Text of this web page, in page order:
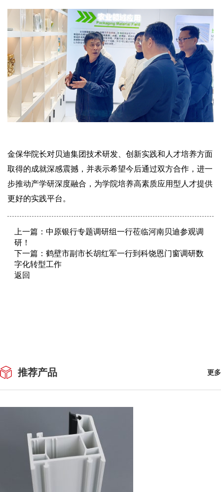
金保华院长对贝迪集团技术研发、创新实践和人才培养方面
取得的成就深感震撼，并表示希望今后通过双方合作，进一
步推动产学研深度融合，为学院培养高素质应用型人才提供
更好的实践平台。
上一篇： 中原银行专题调研组一行莅临河南贝迪参观调
研！
下一篇： 鹤壁市副市长胡红军一行到科饶恩门窗调研数
字化转型工作
返回
推荐产品 更多